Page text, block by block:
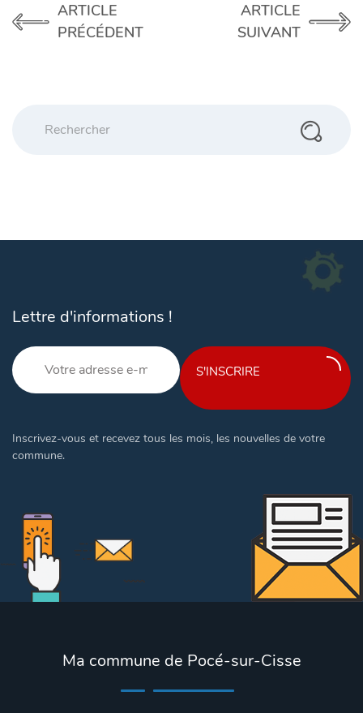
ARTICLE
PRÉCÉDENT
ARTICLE
SUIVANT
Lettre d'informations !
S'INSCRIRE
Inscrivez-vous et recevez tous les mois, les nouvelles de votre
commune.
Ma commune de Pocé-sur-Cisse